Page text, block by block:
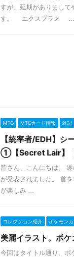
すが、延期がありまして
す。 エクスプラス ...
MTG MTGカード情報 雑記
【統率者/EDH】シ
①【Secret Lair】
皆さん、こんにちは。
が発表されました。 首
が楽しみ ...
コレクション紹介 ポケモン
美麗イラスト。ポ
今回はタイトル通り、ポ